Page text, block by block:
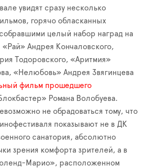
увидят сразу несколько
горячо обласканных
целый набор наград на
Андрея Кончаловского,
Тодоровского, «Аритмия»
«Нелюбовь» Андрея Звягинцева
фильм прошедшего
Романа Волобуева.
не обрадоваться тому, что
показывают не в ДК
санатория, абсолютно
зрения комфорта зрителей, а в
Марио», расположенном